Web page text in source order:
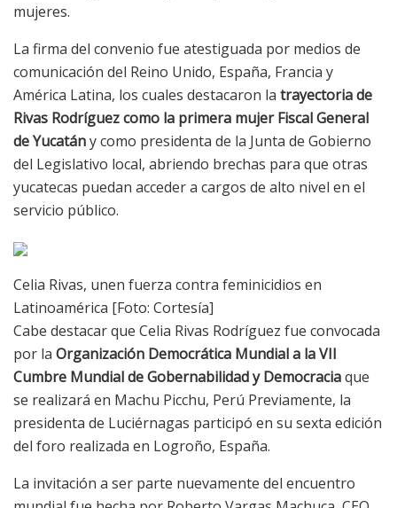
mujeres.
La firma del convenio fue atestiguada por medios de
comunicación del Reino Unido, España, Francia y
América Latina, los cuales destacaron la trayectoria de
Rivas Rodríguez como la primera mujer Fiscal General
de Yucatány como presidenta de la Junta de Gobierno
del Legislativo local, abriendo brechas para que otras
yucatecas puedan acceder a cargos de alto nivel en el
servicio público.
Celia Rivas, unen fuerza contra feminicidios en
Latinoamérica [Foto: Cortesía]
Cabe destacar que Celia Rivas Rodríguez fue convocada
por la Organización Democrática Mundial a la VII
Cumbre Mundial de Gobernabilidad y Democraciaque
se realizará en Machu Picchu, Perú Previamente, la
presidenta de Luciérnagas participó en su sexta edición
del foro realizada en Logroño, España.
La invitación a ser parte nuevamente del encuentro